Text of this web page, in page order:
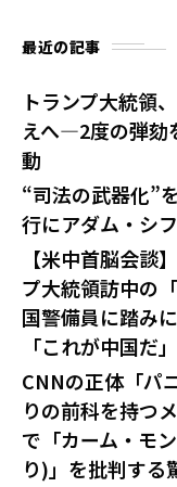
最近の記事
トランプ大統領
えへ—2度の弾劾
動
“司法の武器化”
行にアダム・シ
【米中首脳会談
プ大統領訪中の
国警備員に踏み
「これが中国だ
CNNの正体「パ
りの前科を持つ
で「カーム・モ
り)」を批判する